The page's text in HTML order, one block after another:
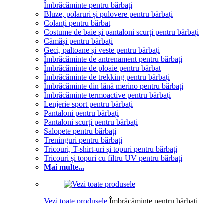
Îmbrăcăminte pentru bărbați
Bluze, polaruri și pulovere pentru bărbați
Colanți pentru bărbat
Costume de baie și pantaloni scurți pentru bărbați
Cămăși pentru bărbați
Geci, paltoane și veste pentru bărbați
Îmbrăcăminte de antrenament pentru bărbați
Îmbrăcăminte de ploaie pentru bărbat
Îmbrăcăminte de trekking pentru bărbați
Îmbrăcăminte din lână merino pentru bărbați
Îmbrăcăminte termoactive pentru bărbați
Lenjerie sport pentru bărbați
Pantaloni pentru bărbați
Pantaloni scurți pentru bărbați
Salopete pentru bărbați
Treninguri pentru bărbați
Tricouri, T-shirt-uri și topuri pentru bărbați
Tricouri și topuri cu filtru UV pentru bărbați
Mai multe...
Vezi toate produsele Îmbrăcăminte pentru bărbați